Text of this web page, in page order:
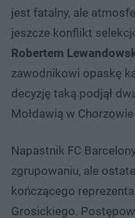
jest fatalny, ale
jeszcze konflikt
Robertem
zawodnikowi opaskę
decyzję taką podjął
Mołdawią w
Napastnik FC
zgrupowaniu, ale
kończącego
Grosickiego.